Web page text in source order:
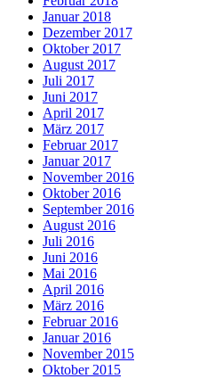
Januar 2018
Dezember 2017
Oktober 2017
August 2017
Juli 2017
Juni 2017
April 2017
März 2017
Februar 2017
Januar 2017
November 2016
Oktober 2016
September 2016
August 2016
Juli 2016
Juni 2016
Mai 2016
April 2016
März 2016
Februar 2016
Januar 2016
November 2015
Oktober 2015